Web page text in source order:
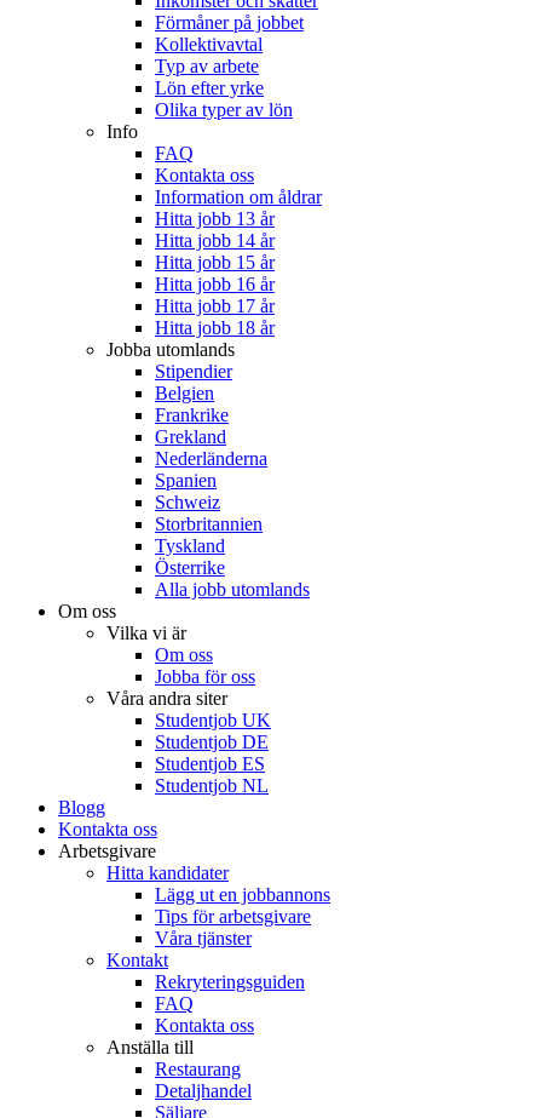
Förmåner på jobbet
Kollektivavtal
Typ av arbete
Lön efter yrke
Olika typer av lön
Info
FAQ
Kontakta oss
Information om åldrar
Hitta jobb 13 år
Hitta jobb 14 år
Hitta jobb 15 år
Hitta jobb 16 år
Hitta jobb 17 år
Hitta jobb 18 år
Jobba utomlands
Stipendier
Belgien
Frankrike
Grekland
Nederländerna
Spanien
Schweiz
Storbritannien
Tyskland
Österrike
Alla jobb utomlands
Om oss
Vilka vi är
Om oss
Jobba för oss
Våra andra siter
Studentjob UK
Studentjob DE
Studentjob ES
Studentjob NL
Blogg
Kontakta oss
Arbetsgivare
Hitta kandidater
Lägg ut en jobbannons
Tips för arbetsgivare
Våra tjänster
Kontakt
Rekryteringsguiden
FAQ
Kontakta oss
Anställa till
Restaurang
Detaljhandel
Säljare